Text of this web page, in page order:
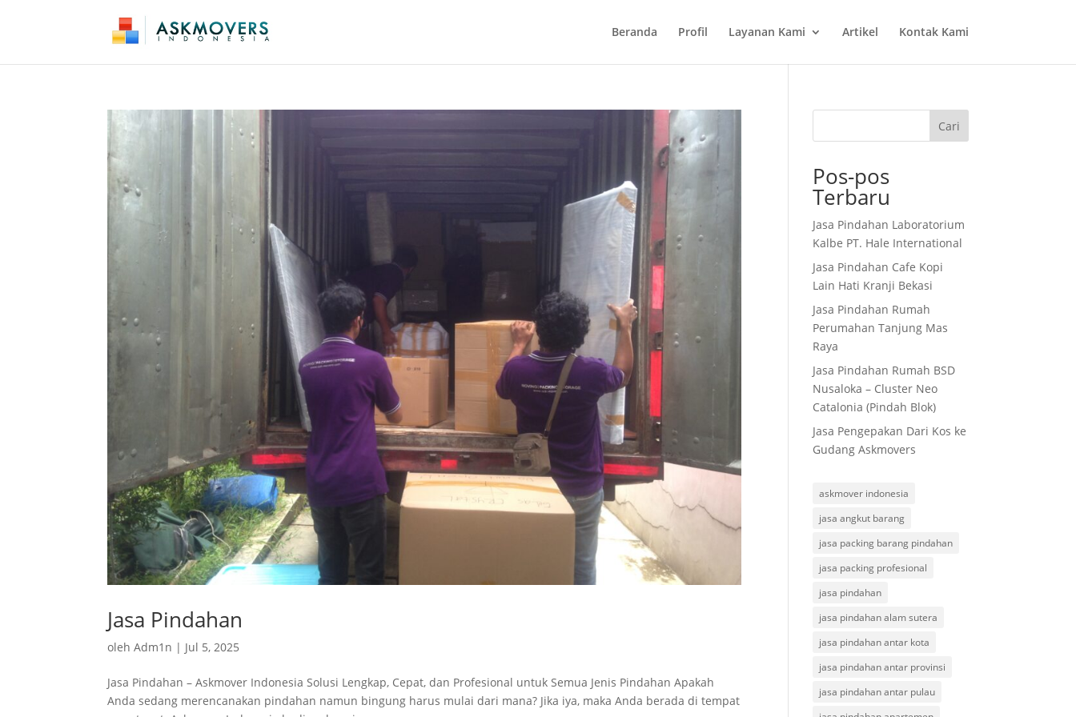
Beranda Profil Layanan Kami Artikel Kontak Kami
Jasa Pindahan
olehAdm1n | Jul 5, 2025
Jasa Pindahan – Askmover Indonesia Solusi Lengkap, Cepat, dan Profesional untuk Semua Jenis Pindahan Apakah
Anda sedang merencanakan pindahan namun bingung harus mulai dari mana? Jika iya, maka Anda berada di tempat
Cari
Pos-pos
Terbaru
Jasa Pindahan Laboratorium
Kalbe PT. Hale International
Jasa Pindahan Cafe Kopi
Lain Hati Kranji Bekasi
Jasa Pindahan Rumah
Perumahan Tanjung Mas
Raya
Jasa Pindahan Rumah BSD
Nusaloka – Cluster Neo
Catalonia (Pindah Blok)
Jasa Pengepakan Dari Kos ke
Gudang Askmovers
askmover indonesia
jasa angkut barang
jasa packing barang pindahan
jasa packing profesional
jasa pindahan
jasa pindahan alam sutera
jasa pindahan antar kota
jasa pindahan antar provinsi
jasa pindahan antar pulau